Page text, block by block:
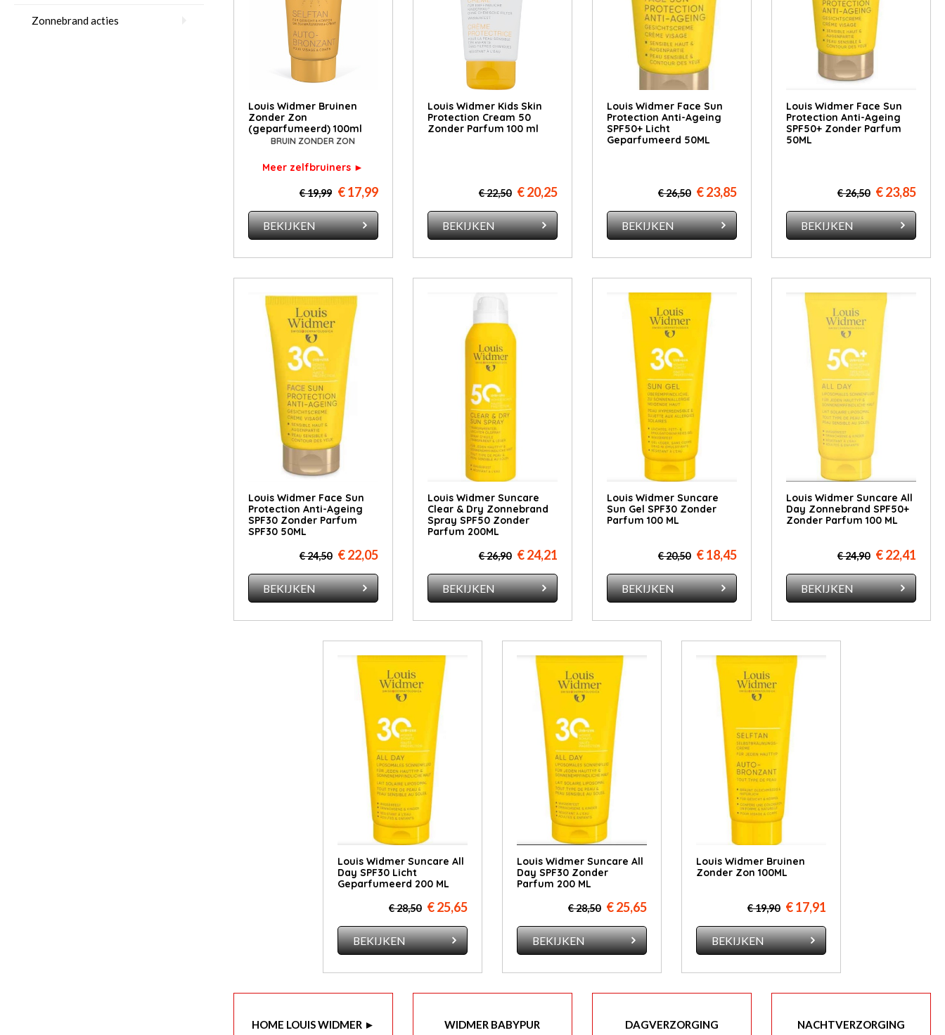
Zonnebrand acties
Louis Widmer Bruinen
Zonder Zon
(geparfumeerd) 100ml
BRUIN ZONDER ZON
Meer zelfbruiners ►
€ 19,99 € 17,99
BEKIJKEN
Louis Widmer Kids Skin
Protection Cream 50
Zonder Parfum 100 ml
€ 22,50 € 20,25
BEKIJKEN
Louis Widmer Face Sun
Protection Anti-Ageing
SPF50+ Licht
Geparfumeerd 50ML
€ 26,50 € 23,85
BEKIJKEN
Louis Widmer Face Sun
Protection Anti-Ageing
SPF50+ Zonder Parfum
50ML
€ 26,50 € 23,85
BEKIJKEN
Louis Widmer Face Sun
Protection Anti-Ageing
SPF30 Zonder Parfum
SPF30 50ML
€ 24,50 € 22,05
BEKIJKEN
Louis Widmer Suncare
Clear & Dry Zonnebrand
Spray SPF50 Zonder
Parfum 200ML
€ 26,90 € 24,21
BEKIJKEN
Louis Widmer Suncare
Sun Gel SPF30 Zonder
Parfum 100 ML
€ 20,50 € 18,45
BEKIJKEN
Louis Widmer Suncare All
Day Zonnebrand SPF50+
Zonder Parfum 100 ML
€ 24,90 € 22,41
BEKIJKEN
Louis Widmer Suncare All
Day SPF30 Licht
Geparfumeerd 200 ML
€ 28,50 € 25,65
BEKIJKEN
Louis Widmer Suncare All
Day SPF30 Zonder
Parfum 200 ML
€ 28,50 € 25,65
BEKIJKEN
Louis Widmer Bruinen
Zonder Zon 100ML
€ 19,90 € 17,91
BEKIJKEN
HOME LOUIS WIDMER ► WIDMER BABYPUR DAGVERZORGING NACHTVERZORGING